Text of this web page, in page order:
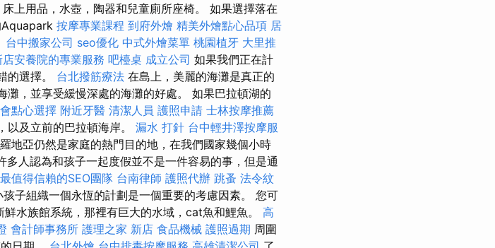
上用品，水壺，陶器和兒童廁所座椅。 如果選擇落在
按摩專業課程 到府外燴 精美外燴點心品項 居
台中搬家公司 seo優化 中式外燴菜單 桃園植牙 大里推
店安養院的專業服務 吧檯桌 成立公司 如果我們正在計
的選擇。 台北撥筋療法 在島上，美麗的海灘是真正的
灘，並享受緩慢深處的海灘的好處。 如果巴拉頓湖的
點心選擇 附近牙醫 清潔人員 護照申請 士林按摩推薦
以及立前的巴拉頓海岸。 漏水 打針 台中輕井澤按摩服
地亞仍然是家庭的熱門目的地，在我們國家幾個小時
多人認為和孩子一起度假並不是一件容易的事，但是通
值得信賴的SEO團隊 台南律師 護照代辦 跳蚤 法令紋
子組織一個永恆的計劃是一個重要的考慮因素。 您可
水族館系統，那裡有巨大的水域，cat魚和鯉魚。 高
會計師事務所 護理之家 新店 食品機械 護照過期 周圍